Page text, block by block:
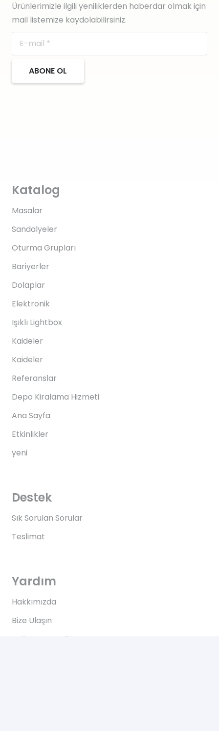
Ürünlerimizle ilgili yeniliklerden haberdar olmak için
mail listemize kaydolabilirsiniz.
ABONE OL
Katalog
Masalar
Sandalyeler
Oturma Grupları
Bariyerler
Dolaplar
Elektronik
Işıklı Lightbox
Kaideler
Kaideler
Referanslar
Depo Kiralama Hizmeti
Ana Sayfa
Etkinlikler
yeni
Destek
Sık Sorulan Sorular
Teslimat
Yardım
Hakkımızda
Bize Ulaşın
Kullanım Koşulları